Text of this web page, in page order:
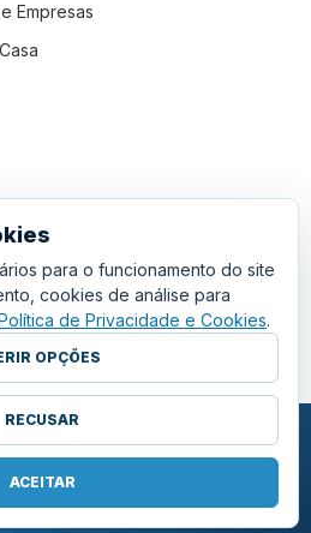
Empresas
TODOS OS DIREITOS RESERVADOS.
E COOKIES
GERAIS·GERIR COOKIES
para o funcionamento do site
cookies de análise para
de Privacidade e Cookies.
OPÇÕES
RECUSAR
ACEITAR